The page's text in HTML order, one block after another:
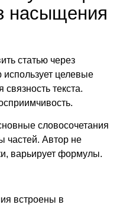
насыщения
статью через
целевые
текста.
словосочетания
частей. Автор не
варьирует формулы.
встроены в